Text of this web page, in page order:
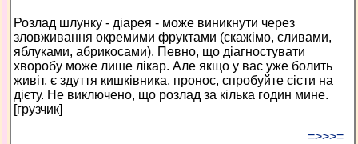
Розлад шлунку - діарея - може виникнути через
зловживання окремими фруктами (скажімо, сливами,
яблуками, абрикосами). Певно, що діагностувати
хворобу може лише лікар. Але якщо у вас уже болить
живіт, є здуття кишківника, пронос, спробуйте сісти на
дієту. Не виключено, що розлад за кілька годин мине.
[грузчик]
=>>>=